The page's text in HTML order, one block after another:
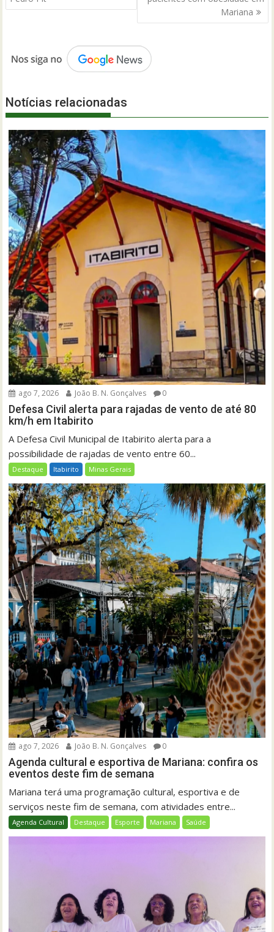
Mariana
Notícias relacionadas
ago 7, 2026 João B. N. Gonçalves 0
Defesa Civil alerta para rajadas de vento de até 80
km/h em Itabirito
A Defesa Civil Municipal de Itabirito alerta para a
possibilidade de rajadas de vento entre 60...
Destaque Itabirito Minas Gerais
ago 7, 2026 João B. N. Gonçalves 0
Agenda cultural e esportiva de Mariana: confira os
eventos deste fim de semana
Mariana terá uma programação cultural, esportiva e de
serviços neste fim de semana, com atividades entre...
Agenda Cultural Destaque Esporte Mariana Saúde